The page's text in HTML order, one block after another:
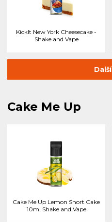
KickIt New York Cheesecake -
Shake and Vape
Další
Cake Me Up
Cake Me Up Lemon Short Cake
10ml Shake and Vape